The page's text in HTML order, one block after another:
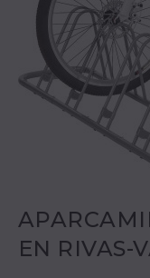
EN RIVAS-